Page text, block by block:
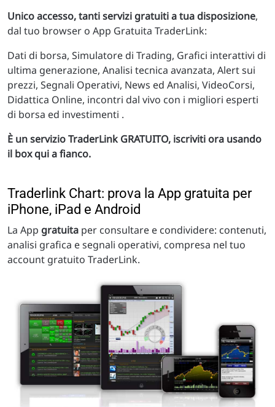
Unico accesso, tanti servizi gratuiti a tua disposizione,
dal tuo browser o App Gratuita TraderLink:
Dati di borsa, Simulatore di Trading, Grafici interattivi di
ultima generazione, Analisi tecnica avanzata, Alert sui
prezzi, Segnali Operativi, News ed Analisi, VideoCorsi,
Didattica Online, incontri dal vivo con i migliori esperti
di borsa ed investimenti .
È un servizio TraderLink GRATUITO, iscriviti ora usando
il box qui a fianco.
Traderlink Chart: prova la App gratuita per
iPhone, iPad e Android
La App gratuita per consultare e condividere: contenuti,
analisi grafica e segnali operativi, compresa nel tuo
account gratuito TraderLink.